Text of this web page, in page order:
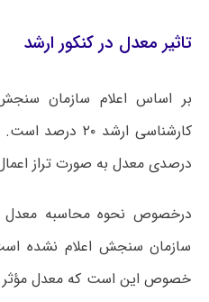
تاثیر معدل در کنکور ارشد
بر اساس اعلام سازمان
کارشناسی ارشد
درصدی معدل به صورت تراز
درخصوص نحوه محاسبه معدل
سازمان سنجش اعلام نشده
خصوص این است که معدل مؤثر